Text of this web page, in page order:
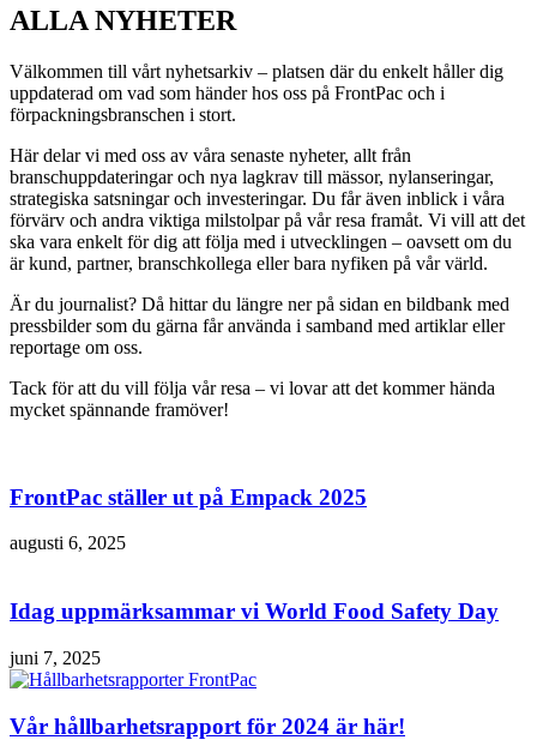
ALLA NYHETER
Välkommen till vårt nyhetsarkiv – platsen där du enkelt håller dig
uppdaterad om vad som händer hos oss på FrontPac och i
förpackningsbranschen i stort.
Här delar vi med oss av våra senaste nyheter, allt från
branschuppdateringar och nya lagkrav till mässor, nylanseringar,
strategiska satsningar och investeringar. Du får även inblick i våra
förvärv och andra viktiga milstolpar på vår resa framåt. Vi vill att det
ska vara enkelt för dig att följa med i utvecklingen – oavsett om du
är kund, partner, branschkollega eller bara nyfiken på vår värld.
Är du journalist? Då hittar du längre ner på sidan en bildbank med
pressbilder som du gärna får använda i samband med artiklar eller
reportage om oss.
Tack för att du vill följa vår resa – vi lovar att det kommer hända
mycket spännande framöver!
FrontPac ställer ut på Empack 2025
augusti 6, 2025
Idag uppmärksammar vi World Food Safety Day
juni 7, 2025
Vår hållbarhetsrapport för 2024 är här!